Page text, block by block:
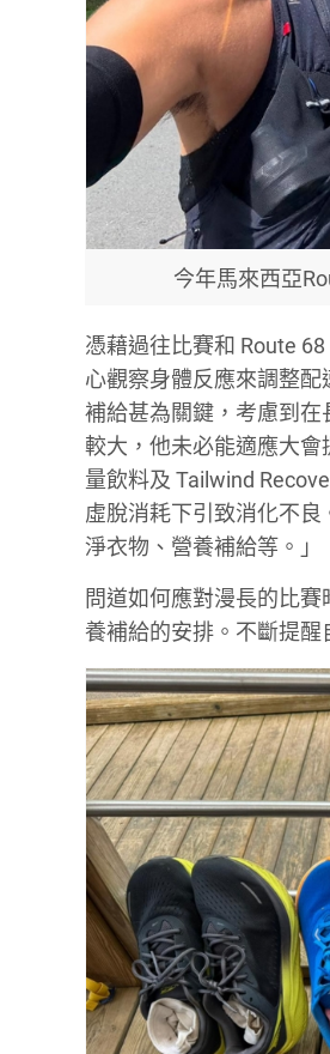
今年馬來西亞
憑藉過往比賽和 Route
心觀察身體反應來調整
補給甚為關鍵，考慮到
較大，他未必能適應大
量飲料及 Tailwind
虛脫消耗下引致消化不
淨衣物、營養補給等。」
問道如何應對漫長的比
養補給的安排。不斷提醒